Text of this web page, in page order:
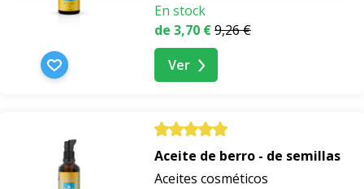
En stock
de 3,70 €9,26 €
Ver
Aceite de berro - de semillas
Aceites cosméticos